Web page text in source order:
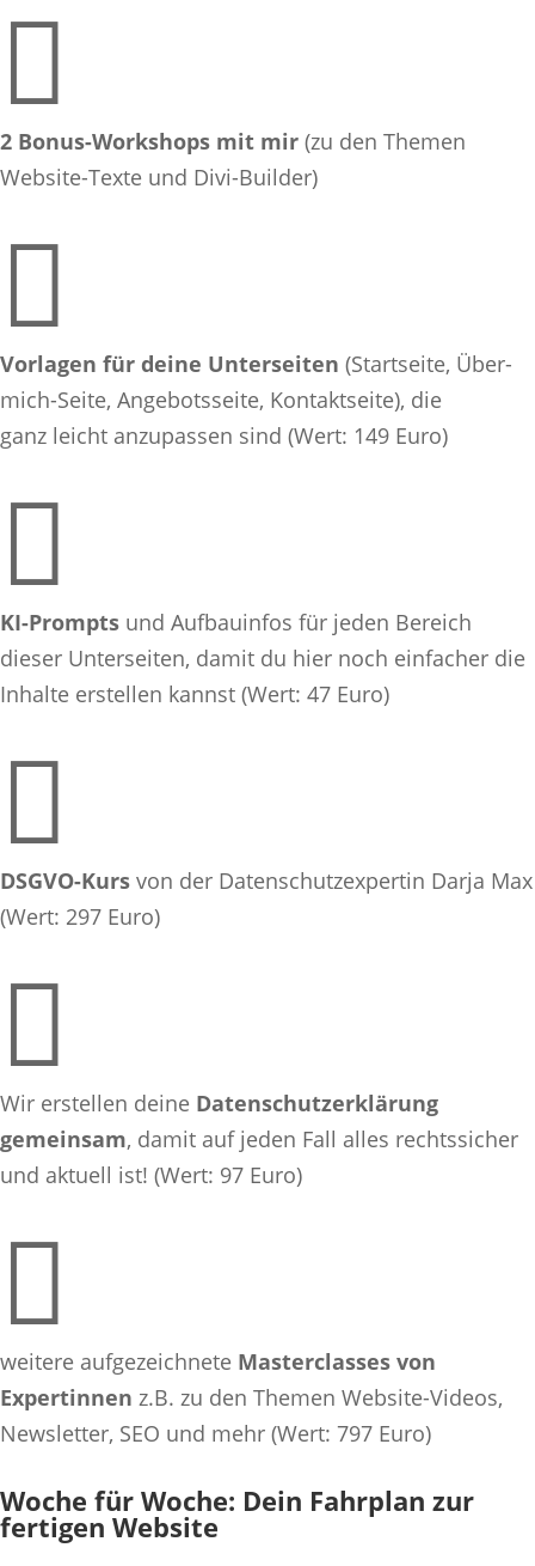

2 Bonus-Workshops mit mir (zu den Themen
Website-Texte und Divi-Builder)

Vorlagen für deine Unterseiten (Startseite, Über-
mich-Seite, Angebotsseite, Kontaktseite), die
ganz leicht anzupassen sind (Wert: 149 Euro)

KI-Prompts und Aufbauinfos für jeden Bereich
dieser Unterseiten, damit du hier noch einfacher die
Inhalte erstellen kannst (Wert: 47 Euro)

DSGVO-Kurs von der Datenschutzexpertin Darja Max
(Wert: 297 Euro)

Wir erstellen deine Datenschutzerklärung
gemeinsam, damit auf jeden Fall alles rechtssicher
und aktuell ist! (Wert: 97 Euro)

weitere aufgezeichnete Masterclasses von
Expertinnen z.B. zu den Themen Website-Videos,
Newsletter, SEO und mehr (Wert: 797 Euro)
Woche für Woche: Dein Fahrplan zur
fertigen Website